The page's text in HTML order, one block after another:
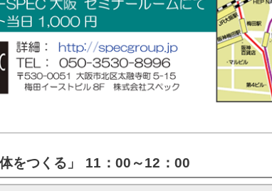
をつくる」 11：00～12：00